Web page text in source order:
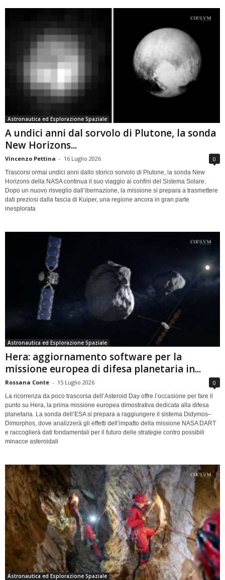
Astronautica ed Esplorazione Spaziale
A undici anni dal sorvolo di Plutone, la sonda
New Horizons...
Vincenzo Pettina - 16 Luglio 2026 0
Trascorsi ormai undici anni dallo storico sorvolo di Plutone, la sonda New
Horizons della NASA continua il suo viaggio ai confini del Sistema Solare.
Dopo un nuovo risveglio dall’ibernazione, la missione si prepara a trasmettere
dati preziosi dalla fascia di Kuiper, una regione ancora in gran parte
inesplorata
Astronautica ed Esplorazione Spaziale
Hera: aggiornamento software per la
missione europea di difesa planetaria in...
Rossana Conte - 15 Luglio 2026 0
La ricorrenza da poco trascorsa dell’Asteroid Day offre l’occasione per fare il
punto su Hera, la prima missione europea dimostrativa dedicata alla difesa
planetaria. La sonda dell’ESA si prepara a raggiungere il sistema Didymos–
Dimorphos, dove analizzerà gli effetti dell’impatto della missione NASA DART
e raccoglierà dati fondamentali per il futuro delle strategie contro possibili
minacce asteroidali
Astronautica ed Esplorazione Spaziale